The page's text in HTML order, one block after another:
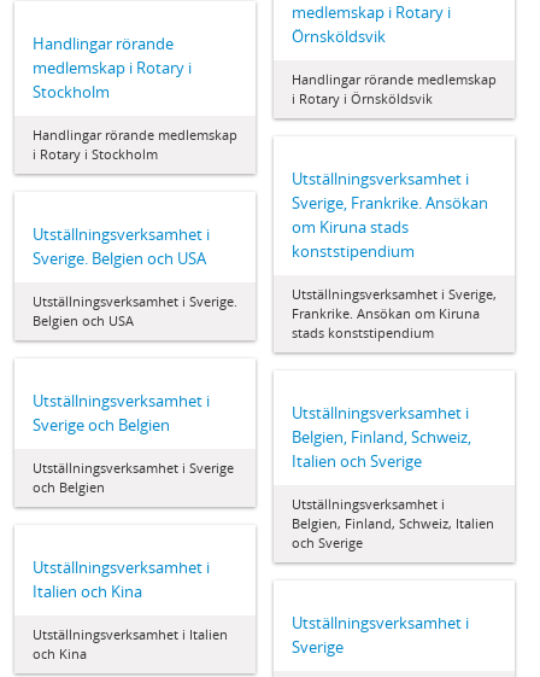
medlemskap i Rotary i
Örnsköldsvik
Handlingar rörande medlemskap
i Rotary i Örnsköldsvik
Handlingar rörande
medlemskap i Rotary i
Stockholm
Handlingar rörande medlemskap
i Rotary i Stockholm
Utställningsverksamhet i
Sverige, Frankrike. Ansökan
om Kiruna stads
konststipendium
Utställningsverksamhet i Sverige,
Frankrike. Ansökan om Kiruna
stads konststipendium
Utställningsverksamhet i
Sverige. Belgien och USA
Utställningsverksamhet i Sverige.
Belgien och USA
Utställningsverksamhet i
Sverige och Belgien
Utställningsverksamhet i Sverige
och Belgien
Utställningsverksamhet i
Belgien, Finland, Schweiz,
Italien och Sverige
Utställningsverksamhet i
Belgien, Finland, Schweiz, Italien
och Sverige
Utställningsverksamhet i
Italien och Kina
Utställningsverksamhet i Italien
och Kina
Utställningsverksamhet i
Sverige